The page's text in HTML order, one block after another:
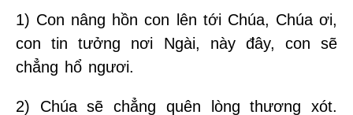
1) Con nâng hồn con lên tới Chúa, Chúa ơi,
con tin tưởng nơi Ngài, này đây, con sẽ
chẳng hổ ngươi.
2) Chúa sẽ chẳng quên lòng thương xót.